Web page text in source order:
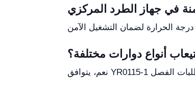
أنواع دوارات مختلفة؟